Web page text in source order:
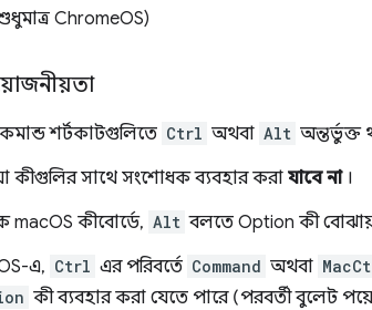
ChromeOS)
শর্টকাটগুলিতে Ctrl অথবা Alt অন্তর্ভুক্ত
কীগুলির সাথে সংশোধক ব্যবহার করা যাবে না।
macOS কীবোর্ডে, Alt বলতে Option কী
এ, Ctrl এর পরিবর্তে Command অথবা
কী ব্যবহার করা যেতে পারে (পরবর্তী বুলেট